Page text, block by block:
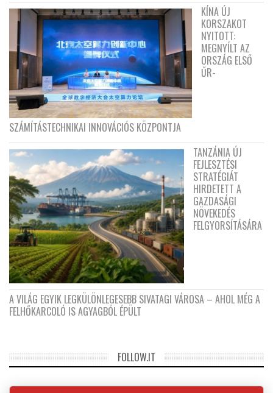
KÍNA ÚJ
KORSZAKOT
NYITOTT:
MEGNYÍLT AZ
ORSZÁG ELSŐ
ŰR-
SZÁMÍTÁSTECHNIKAI INNOVÁCIÓS KÖZPONTJA
TANZÁNIA ÚJ
FEJLESZTÉSI
STRATÉGIÁT
HIRDETETT A
GAZDASÁGI
NÖVEKEDÉS
FELGYORSÍTÁSÁRA
A VILÁG EGYIK LEGKÜLÖNLEGESEBB SIVATAGI VÁROSA – AHOL MÉG A
FELHŐKARCOLÓ IS AGYAGBÓL ÉPÜLT
FOLLOW.IT